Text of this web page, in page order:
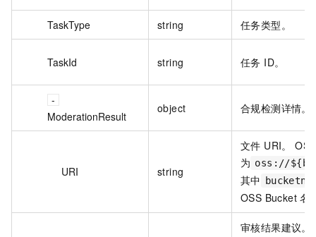
TaskType string 任务类型。
TaskId string 任务 ID。
ModerationResult
object 合规检测详情。
URI string
文件 URI。
为 oss://
其中
OSS Bucket 名
审核结果建议。